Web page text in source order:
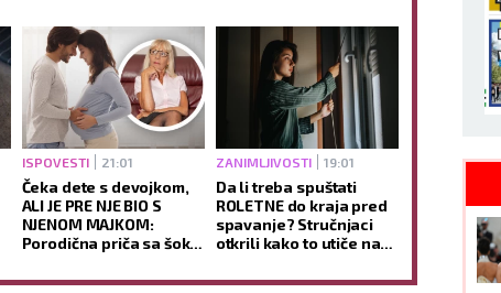
ISPOVESTI 21:01
Čeka dete s devojkom,
ALI JE PRE NJE BIO S
NJENOM MAJKOM:
Porodična priča sa šok-
ZANIMLJIVOSTI 19:01
Da li treba spuštati
ROLETNE do kraja pred
spavanje? Stručnjaci
otkrili kako to utiče na